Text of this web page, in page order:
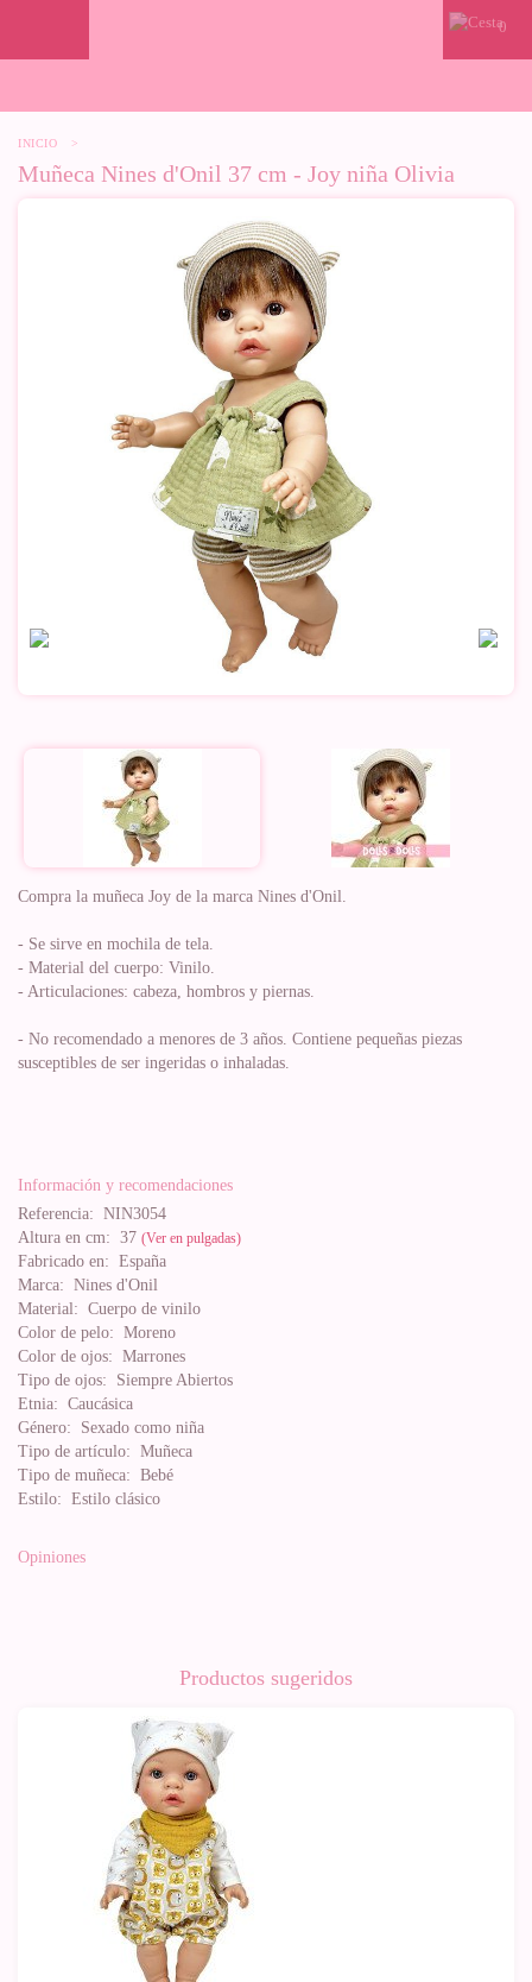
0
INICIO >
Muñeca Nines d'Onil 37 cm - Joy niña Olivia
Compra la muñeca Joy de la marca Nines d'Onil.
- Se sirve en mochila de tela.
- Material del cuerpo: Vinilo.
- Articulaciones: cabeza, hombros y piernas.
- No recomendado a menores de 3 años. Contiene pequeñas piezas
susceptibles de ser ingeridas o inhaladas.
Información y recomendaciones
Referencia: NIN3054
Altura en cm: 37 (Ver en pulgadas)
Fabricado en: España
Marca: Nines d'Onil
Material: Cuerpo de vinilo
Color de pelo: Moreno
Color de ojos: Marrones
Tipo de ojos: Siempre Abiertos
Etnia: Caucásica
Género: Sexado como niña
Tipo de artículo: Muñeca
Tipo de muñeca: Bebé
Estilo: Estilo clásico
Opiniones
Productos sugeridos